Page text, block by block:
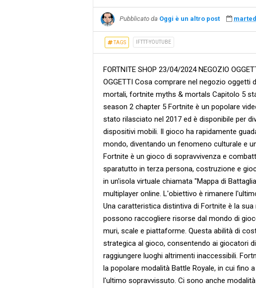
Pubblicato da Oggi è un altro post
TAGS IFTTT-YOUTUBE
FORTNITE SHOP 23/04/2024 NEGOZIO
OGGETTI Cosa comprare nel negozio oggetti
mortali, fortnite myths & mortals Capitolo 5
season 2 chapter 5 Fortnite è un popolare
stato rilasciato nel 2017 ed è disponibile per
dispositivi mobili. Il gioco ha rapidamente
mondo, diventando un fenomeno culturale e
Fortnite è un gioco di sopravvivenza e
sparatutto in terza persona, costruzione e
in un'isola virtuale chiamata "Mappa di
multiplayer online. L'obiettivo è rimanere
Una caratteristica distintiva di Fortnite è la
possono raccogliere risorse dal mondo di
muri, scale e piattaforme. Questa abilità di
strategica al gioco, consentendo ai giocatori
raggiungere luoghi altrimenti inaccessibili.
la popolare modalità Battle Royale, in cui fino
l'ultimo sopravvissuto. Ci sono anche